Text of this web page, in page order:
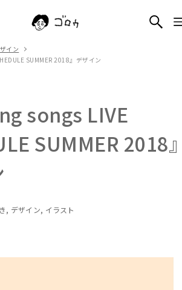
イン
SUMMER 2018』デザイン
songs LIVE
SUMMER 2018
デザイン イラスト